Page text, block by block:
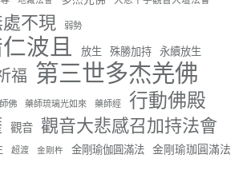
正心會
2026, 10:11 AM
新聞報導]
開向花蓮基隆， 關心榮民、榮眷及遺
不現 弱勢
波且 放生 殊勝加持 永續放生
福 第三世多杰羌佛
佛 藥師琉璃光如來 藥師經 行動佛殿
觀音 觀音大悲感召加持法會
超渡 金剛杵 金剛瑜伽圓滿法 金剛瑜珈圓滿法